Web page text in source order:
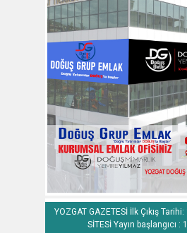
YOZGAT GAZETESİ İlk Çıkış
SİTESİ Yayın başlangıcı :